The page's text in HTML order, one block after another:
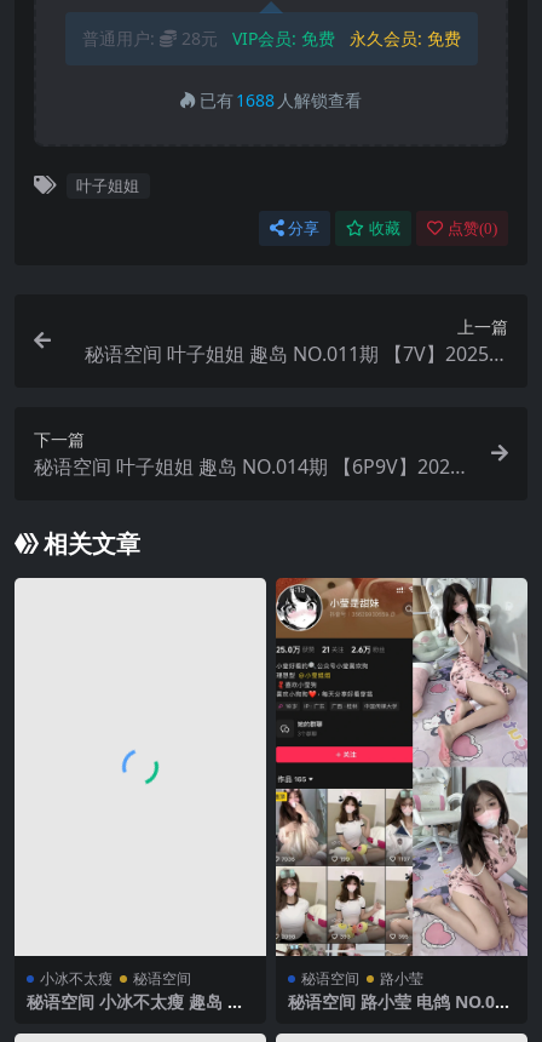
普通用户: 28元 VIP会员: 免费 永久会员: 免费
已有1688 人解锁查看
叶子姐姐
分享 收藏 点赞(0)
上一篇
秘语空间 叶子姐姐 趣岛 NO.011期 【7V】2025年
下一篇
秘语空间 叶子姐姐 趣岛 NO.014期 【6P9V】2025
相关文章
小冰不太瘦 秘语空间
秘语空间 小冰不太瘦 趣岛 N
秘语空间 路小莹
秘语空间 路小莹 电鸽 NO.008